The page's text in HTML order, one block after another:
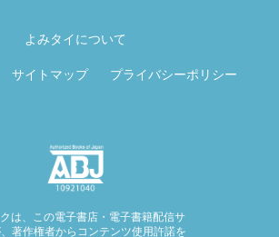
よみタイについて
サイトマップ プライバシーポリシー
は、この電子書店・電子書籍配信サ
著作権者からコンテンツ使用許諾を